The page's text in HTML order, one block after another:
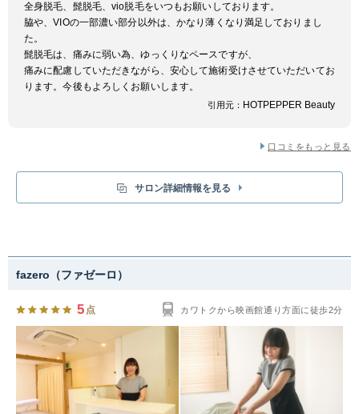
全身脱毛、髭脱毛、vio脱毛をいつもお願いしております。
脇や、VIOの一部濃い部分以外は、かなり薄くなり満足しておりまし
た。
髭脱毛は、痛みに弱い為、ゆっくりなペースですが、
痛みに配慮していただきながら、安心して施術受けさせていただいてお
ります。今後もよろしくお願いします。
引用元： HOTPEPPER Beauty
口コミをもっと見る
サロン詳細情報を見る
fazero（ファゼーロ）
5 点 カワトクから映画館通り方面に徒歩2分